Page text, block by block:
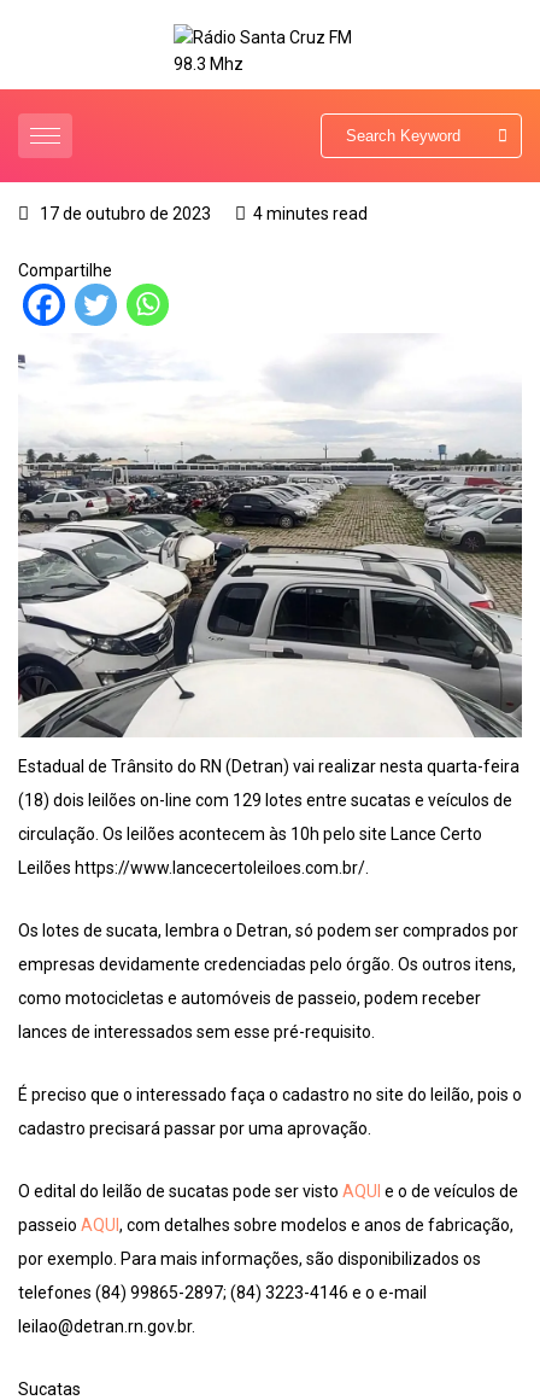
17 de outubro de 2023 4 minutes read
Compartilhe
Estadual de Trânsito do RN (Detran) vai realizar nesta quarta-feira
(18) dois leilões on-line com 129 lotes entre sucatas e veículos de
circulação. Os leilões acontecem às 10h pelo site Lance Certo
Leilões https://www.lancecertoleiloes.com.br/.
Os lotes de sucata, lembra o Detran, só podem ser comprados por
empresas devidamente credenciadas pelo órgão. Os outros itens,
como motocicletas e automóveis de passeio, podem receber
lances de interessados sem esse pré-requisito.
É preciso que o interessado faça o cadastro no site do leilão, pois o
cadastro precisará passar por uma aprovação.
O edital do leilão de sucatas pode ser visto AQUI e o de veículos de
passeio AQUI , com detalhes sobre modelos e anos de fabricação,
por exemplo. Para mais informações, são disponibilizados os
telefones (84) 99865-2897; (84) 3223-4146 e o e-mail
leilao@detran.rn.gov.br.
Sucatas